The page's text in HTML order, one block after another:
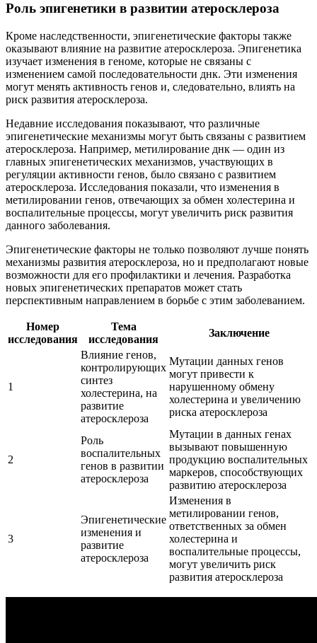
Роль эпигенетики в развитии атеросклероза
Кроме наследственности, эпигенетические факторы также
оказывают влияние на развитие атеросклероза. Эпигенетика
изучает изменения в геноме, которые не связаны с
изменением самой последовательности днк. Эти изменения
могут менять активность генов и, следовательно, влиять на
риск развития атеросклероза.
Недавние исследования показывают, что различные
эпигенетические механизмы могут быть связаны с развитием
атеросклероза. Например, метилирование днк — один из
главных эпигенетических механизмов, участвующих в
регуляции активности генов, было связано с развитием
атеросклероза. Исследования показали, что изменения в
метилировании генов, отвечающих за обмен холестерина и
воспалительные процессы, могут увеличить риск развития
данного заболевания.
Эпигенетические факторы не только позволяют лучше понять
механизмы развития атеросклероза, но и предполагают новые
возможности для его профилактики и лечения. Разработка
новых эпигенетических препаратов может стать
перспективным направлением в борьбе с этим заболеванием.
Номер
исследования
Тема
исследования
Заключение
1
Влияние генов,
контролирующих
синтез
холестерина, на
развитие
атеросклероза
Мутации данных генов
могут привести к
нарушенному обмену
холестерина и увеличению
риска атеросклероза
2
Роль
воспалительных
генов в развитии
атеросклероза
Мутации в данных генах
вызывают повышенную
продукцию воспалительных
маркеров, способствующих
развитию атеросклероза
3
Эпигенетические
изменения и
развитие
атеросклероза
Изменения в
метилировании генов,
ответственных за обмен
холестерина и
воспалительные процессы,
могут увеличить риск
развития атеросклероза